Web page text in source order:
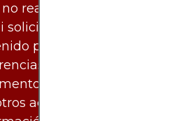
realiza
acciones
proporcionado, ni
para invertir o
financieros,
activos.